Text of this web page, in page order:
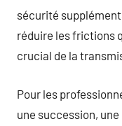
sécurité
réduire les frictions
crucial de la
Pour les
une succession,